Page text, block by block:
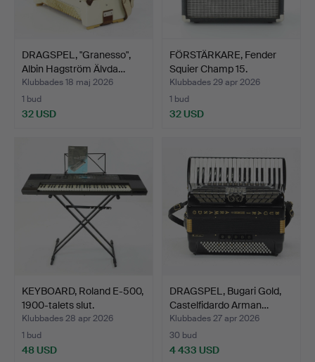
DRAGSPEL, "Granesso",
Albin Hagström Älvda…
Klubbades 18 maj 2026
1 bud
32 USD
FÖRSTÄRKARE, Fender
Squier Champ 15.
Klubbades 29 apr 2026
1 bud
32 USD
KEYBOARD, Roland E-500,
1900-talets slut.
Klubbades 28 apr 2026
1 bud
48 USD
DRAGSPEL, Bugari Gold,
Castelfidardo Arman…
Klubbades 27 apr 2026
30 bud
4 433 USD